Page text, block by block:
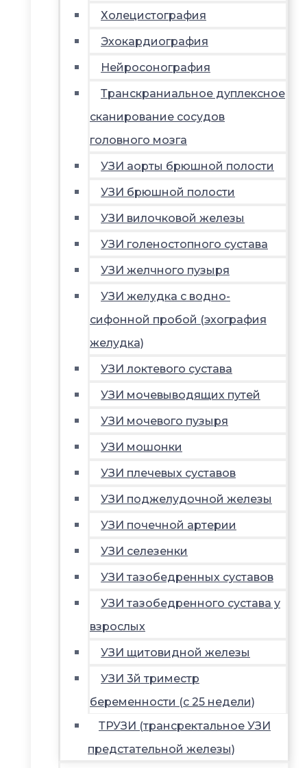
Холецистография
Эхокардиография
Нейросонография
Транскраниальное дуплексное
сканирование сосудов
головного мозга
УЗИ аорты брюшной полости
УЗИ брюшной полости
УЗИ вилочковой железы
УЗИ голеностопного сустава
УЗИ желчного пузыря
УЗИ желудка с водно-
сифонной пробой (эхография
желудка)
УЗИ локтевого сустава
УЗИ мочевыводящих путей
УЗИ мочевого пузыря
УЗИ мошонки
УЗИ плечевых суставов
УЗИ поджелудочной железы
УЗИ почечной артерии
УЗИ селезенки
УЗИ тазобедренных суставов
УЗИ тазобедренного сустава у
взрослых
УЗИ щитовидной железы
УЗИ 3й триместр
беременности (с 25 недели)
ТРУЗИ (трансректальное УЗИ
предстательной железы)